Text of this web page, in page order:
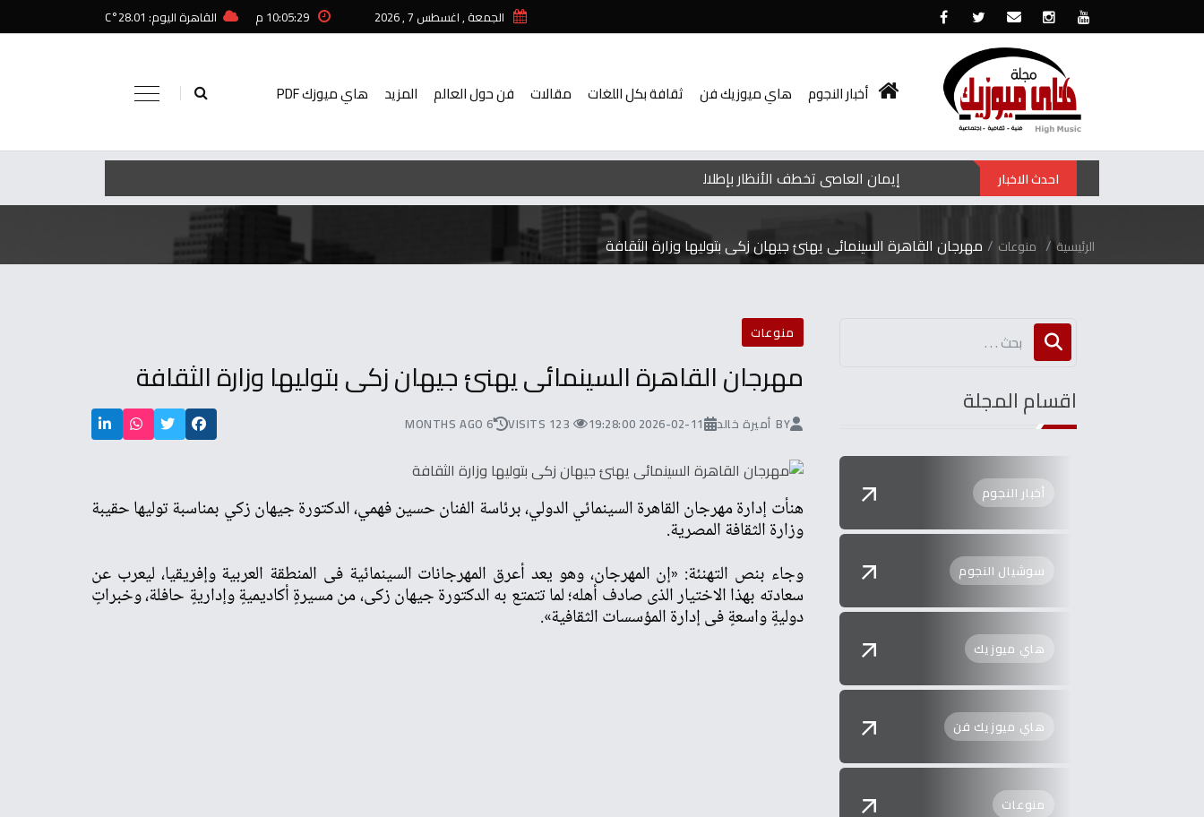
الجمعة , اغسطس 7 , 2026 10:05:29 م القاهرة اليوم: 28.01°C
أخبار النجوم هاي ميوزيك فن ثقافة بكل اللغات مقالات فن حول العالم المزيد هاي ميوزك PDF
إيمان العاصي تخطف الأنظار بإطلالة صيفية مبهجة من إجازتها الصيفية في أوروبا.. صور احدث الاخبار
الرئيسية منوعات مهرجان القاهرة السينمائى يهنئ جيهان زكى بتوليها وزارة الثقافة
منوعات
مهرجان القاهرة السينمائى يهنئ جيهان زكى بتوليها وزارة الثقافة
BY أميرة خالد 2026-02-11 19:28:00
123 VISITS
6 MONTHS AGO
هنأت إدارة مهرجان القاهرة السينمائي الدولي، برئاسة الفنان حسين فهمي، الدكتورة جيهان زكي بمناسبة توليها حقيبة
وزارة الثقافة المصرية.
وجاء بنص التهنئة: «إن المهرجان، وهو يعد أعرق المهرجانات السينمائية فى المنطقة العربية وإفريقيا، ليعرب عن
سعادته بهذا الاختيار الذى صادف أهله؛ لما تتمتع به الدكتورة جيهان زكى، من مسيرةٍ أكاديميةٍ وإداريةٍ حافلة، وخبراتٍ
دوليةٍ واسعةٍ فى إدارة المؤسسات الثقافية».
اقسام المجلة
أخبار النجوم
سوشيال النجوم
هاي ميوزيك
هاي ميوزيك فن
منوعات